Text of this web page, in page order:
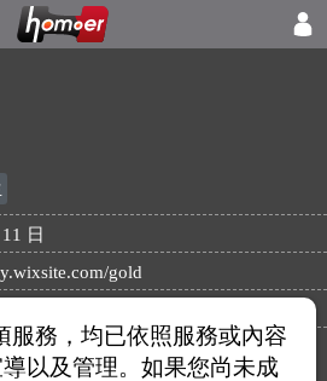
日
gold
服務，均已依照服務或內容
以及管理。如果您尚未成